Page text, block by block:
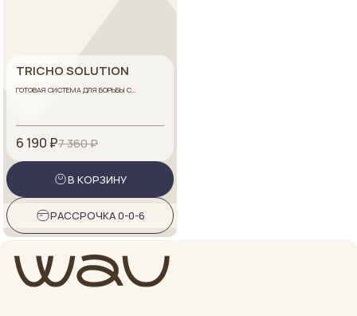
TRICHO SOLUTION
ГОТОВАЯ СИСТЕМА ДЛЯ БОРЬБЫ С
6 190 ₽7 360 ₽
В КОРЗИНУ
РАССРОЧКА 0-0-6